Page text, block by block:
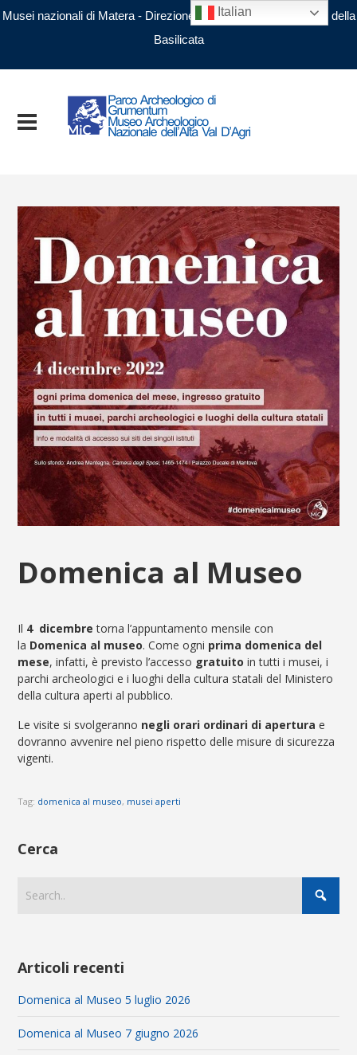
Musei nazionali di Matera - Direzione regionale Musei nazionali della
Basilicata
Domenica al Museo
Il 4 dicembre torna l’appuntamento mensile con
la Domenica al museo. Come ogni prima domenica del
mese, infatti, è previsto l’accesso gratuitoin tutti i musei, i
parchi archeologici e i luoghi della cultura statali del Ministero
della cultura aperti al pubblico.
Le visite si svolgeranno negli orari ordinari di apertura e
dovranno avvenire nel pieno rispetto delle misure di sicurezza
vigenti.
Tag: domenica al museo, musei aperti
Cerca
Articoli recenti
Domenica al Museo 5 luglio 2026
Domenica al Museo 7 giugno 2026
Italian